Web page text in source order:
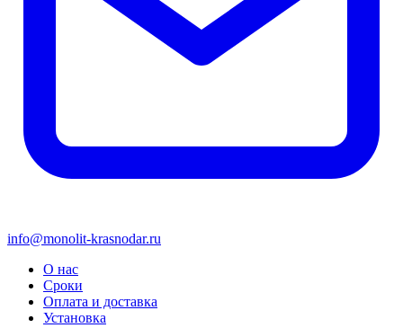
info@monolit-krasnodar.ru
О нас
Сроки
Оплата и доставка
Установка